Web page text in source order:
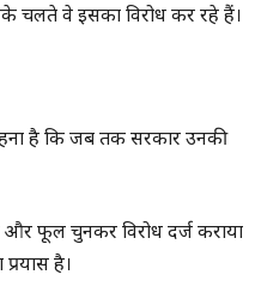
चलते वे इसका विरोध कर रहे हैं।
है कि जब तक सरकार उनकी
फूल चुनकर विरोध दर्ज कराया
है।